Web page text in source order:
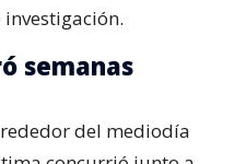
semanas
del mediodía